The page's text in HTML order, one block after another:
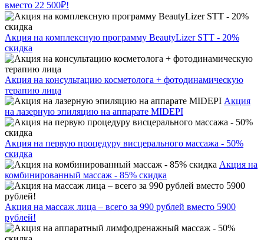
вместо 22 500₽!
Акция на комплексную программу BeautyLizer STT - 20%
скидка
Акция на консультацию косметолога + фотодинамическую
терапию лица
Акция
на лазерную эпиляцию на аппарате MIDEPI
Акция на первую процедуру висцерального массажа - 50%
скидка
Акция на
комбинированный массаж - 85% скидка
Акция на массаж лица – всего за 990 рублей вместо 5900
рублей!